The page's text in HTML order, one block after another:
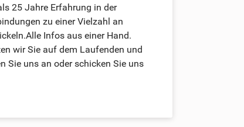
25 Jahre Erfahrung in der
zu einer Vielzahl an
Infos aus einer Hand.
wir Sie auf dem Laufenden und
Sie uns an oder schicken Sie uns